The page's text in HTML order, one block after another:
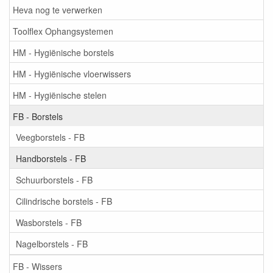
Heva nog te verwerken
Toolflex Ophangsystemen
HM - Hygiënische borstels
HM - Hygiënische vloerwissers
HM - Hygiënische stelen
FB - Borstels
Veegborstels - FB
Handborstels - FB
Schuurborstels - FB
Cilindrische borstels - FB
Wasborstels - FB
Nagelborstels - FB
FB - Wissers